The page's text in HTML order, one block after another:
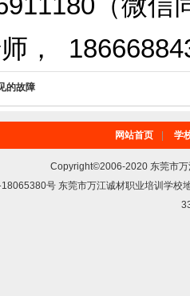
，
的故障
网站首页 学
Copyright©2006-2020 东莞市
号 东莞市万江诚材职业培训学